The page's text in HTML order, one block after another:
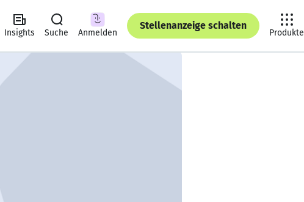
Insights Suche Anmelden
Stellenanzeige schalten
Produkte